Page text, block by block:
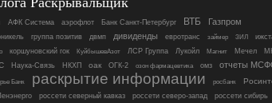
АФК Система аэрофлот Банк Санкт-Петербург ВТБ Газпром
группа позитив двмп дивиденды евротранс займер ЗИЛ
коршуновский гок КуйбышевАзот ЛСР Группа Лукойл Магнит Мечел
Наука-Связь НКХП оак ОГК-2 озон фармацевтика омз отчеты
Банк раскрытие информации росбанк
россети северный кавказ россети северо-запад россети сибирь